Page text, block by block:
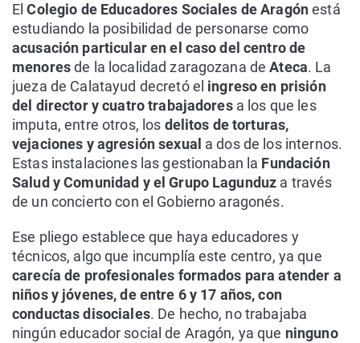
ElColegio de Educadores Sociales de Aragónestá
estudiando la posibilidad de personarse como
acusación particular en el caso del centro de
menoresde la localidad zaragozana deAteca. La
jueza de Calatayud decretó el ingreso en prisión
del director y cuatro trabajadoresa los que les
imputa, entre otros, los delitos de torturas,
vejaciones y agresión sexual a dos de los internos.
Estas instalaciones las gestionaban la Fundación
Salud y Comunidad y el Grupo Lagunduz a través
de un concierto con el Gobierno aragonés.
Ese pliego establece que haya educadores y
técnicos, algo que incumplía este centro, ya que
carecía de profesionales formados para atender a
niños y jóvenes, de entre 6 y 17 años, con
conductas disociales. De hecho, no trabajaba
ningún educador social de Aragón, ya que ninguno